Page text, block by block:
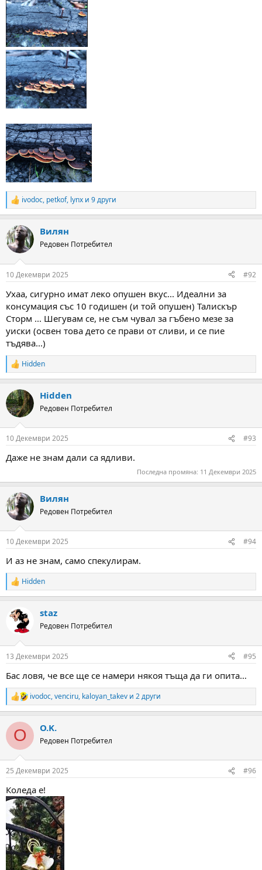
R
e
c
t
i
s
ivodoc, petkof, lynx и 9 други
Вилян
Редовен Потребител
10 Декември 2025 #92
Ухаа, сигурно имат леко опушен вкус... Идеални за
консумация със 10 годишен (и той опушен) Талискър
Сторм ... Шегувам се, не съм чувал за гъбено мезе за
уиски (освен това дето се прави от сливи, и се пие
тъдява...)
R
e
c
t
i
s
Hidden
Hidden
Редовен Потребител
10 Декември 2025 #93
Даже не знам дали са ядливи.
Последна промяна: 11 Декември 2025
Вилян
Редовен Потребител
10 Декември 2025 #94
И аз не знам, само спекулирам.
R
e
c
s
Hidden
staz
Редовен Потребител
13 Декември 2025 #95
Бас ловя, че все ще се намери някоя тъща да ги опита…
R
e
c
i
s
ivodoc,venciru, kaloyan_takev и 2 други
O O.K.
Редовен Потребител
25 Декември 2025 #96
Коледа е!